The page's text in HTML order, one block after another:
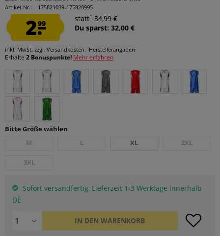
Artikel-Nr.:
175821039-175820995
2.99
statt1 34,99 €
Du sparst: 32,00 €
inkl. MwSt. zzgl. Versandkosten. Herstellerangaben
Erhalte 2 Bonuspunkte! Mehr erfahren
Bitte Größe wählen
M
L XL 2XL
3XL
Sofort versandfertig, Lieferzeit 1-3 Werktage innerhalb
DE
IN DEN WARENKORB